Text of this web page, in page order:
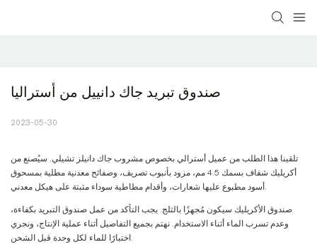
صندوق تبريد جاك دانييل من أستراليا
2023-05-30
تلقينا هذا الطلب من عميل أسترالي بخصوص مشروب جاك دانيلز تشيلي. سيُصنع من
أكريليك شفاف بسمك 4.5 مم، مزود بأنبوب تصريف، وصفائح معدنية مطلية بمسحوق
أسود مطبوع عليها شعارات، وأقدام مطاطية سوداء مثبتة على هيكل معدني.
صندوق الأكريليك سيكون مُجهزًا بالثلج. يجب التأكد من عمل صندوق التبريد بكفاءة،
وعدم تسرب الماء أثناء الاستخدام. نهتم بجميع التفاصيل أثناء عملية الإنتاج، ونجري
اختبارًا للماء لكل وحدة قبل الشحن.